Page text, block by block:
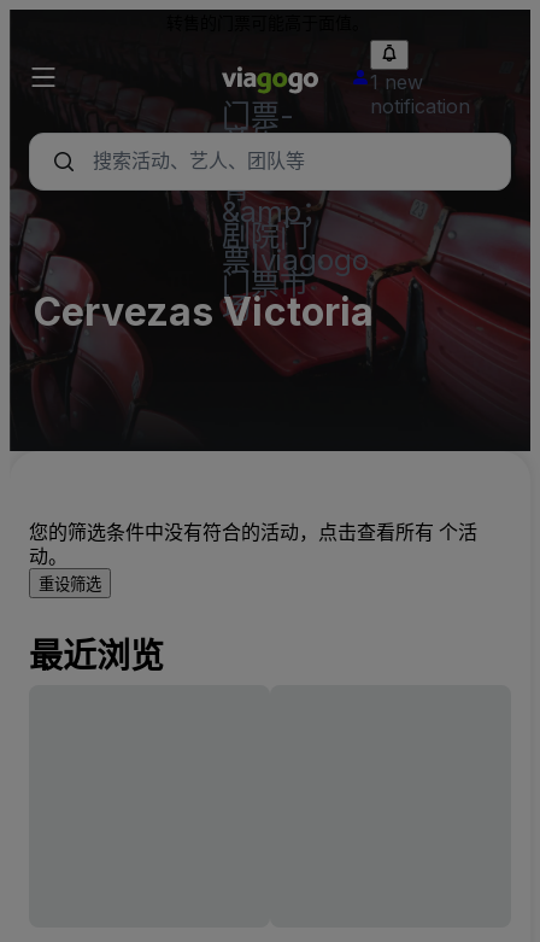
门票-
音乐
会，体
育
&amp；
剧院门
票|viagogo
门票市
场
1 new
notification
Cervezas Victoria
您的筛选条件中没有符合的活动，点击查看所有 个活
动。
重设筛选
最近浏览